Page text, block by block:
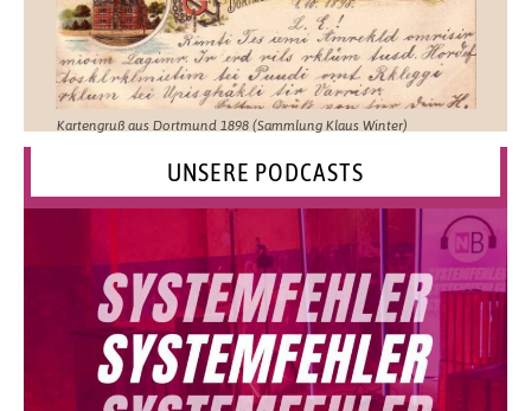
Kartengruß aus Dortmund 1898 (Sammlung Klaus Winter)
UNSERE PODCASTS